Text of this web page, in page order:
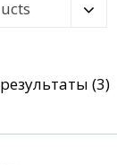
(3)